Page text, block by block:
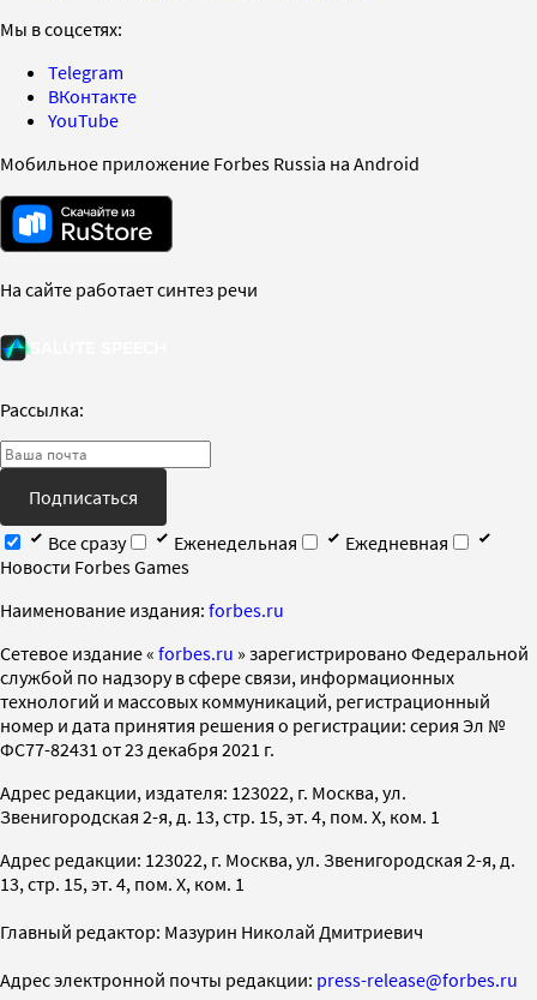
Мы в соцсетях:
Telegram
ВКонтакте
YouTube
Мобильное приложение Forbes Russia на Android
На сайте работает синтез речи
Рассылка:
Подписаться
Все сразу
Еженедельная
Ежедневная
Новости Forbes Games
Наименование издания: forbes.ru
Cетевое издание « forbes.ru » зарегистрировано Федеральной
службой по надзору в сфере связи, информационных
технологий и массовых коммуникаций, регистрационный
номер и дата принятия решения о регистрации: серия Эл №
ФС77-82431 от 23 декабря 2021 г.
Адрес редакции, издателя: 123022, г. Москва, ул.
Звенигородская 2-я, д. 13, стр. 15, эт. 4, пом. X, ком. 1
Адрес редакции: 123022, г. Москва, ул. Звенигородская 2-я, д.
13, стр. 15, эт. 4, пом. X, ком. 1
Главный редактор: Мазурин Николай Дмитриевич
Адрес электронной почты редакции: press-release@forbes.ru